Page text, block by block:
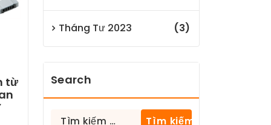
từ
Tháng Tư 2023 (3)
Search
Tìm